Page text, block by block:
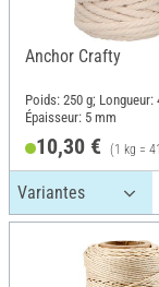
Anchor Crafty
Poids: 250 g; Longueur:
Épaisseur: 5 mm
10,30 € (1 kg =